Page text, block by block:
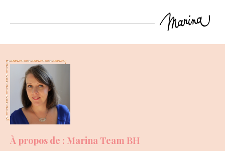
À propos de : Marina Team BH